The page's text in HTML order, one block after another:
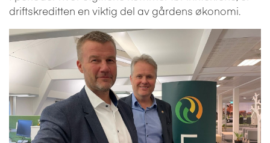
driftskreditten en viktig del av gårdens økonomi.